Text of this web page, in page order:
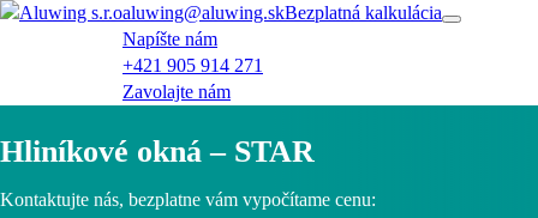
aluwing@aluwing.sk
Napíšte nám
+421 905 914 271
Zavolajte nám
Bezplatná kalkulácia
Hliníkové okná – STAR
Kontaktujte nás, bezplatne vám vypočítame cenu: